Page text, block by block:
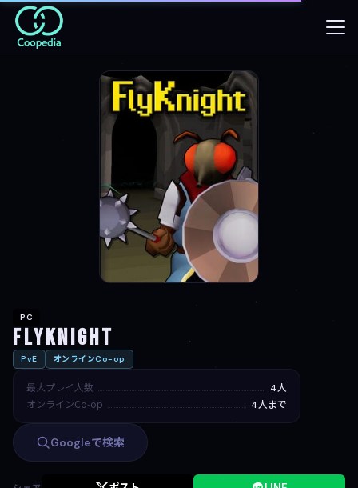
PC
FlyKnight
PvE オンラインCo-op
最大プレイ人数 4人
オンラインCo-op 4人まで
Googleで検索